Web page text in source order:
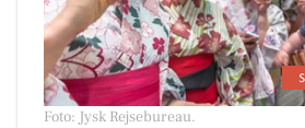
Foto: Jysk Rejsebureau.